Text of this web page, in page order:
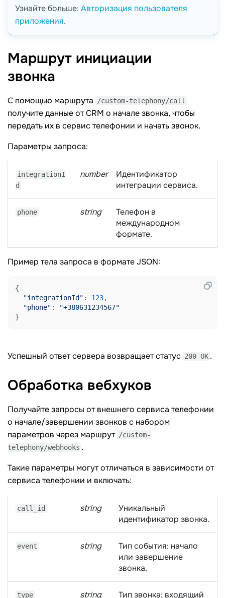
Узнайте больше: Авторизация пользователя
приложения.
Маршрут инициации
звонка
С помощью маршрута /custom-telephony/call
получите данные от CRM о начале звонка, чтобы
передать их в сервис телефонии и начать звонок.
Параметры запроса:
integrationI
d
number
Идентификатор
интеграции сервиса.
phone string
Телефон в
международном
формате.
Пример тела запроса в формате JSON:
{
"integrationId" : 123,
"phone" :
"+380631234567"
Успешный ответ сервера возвращает статус 200 OK .
Обработка вебхуков
Получайте запросы от внешнего сервиса телефонии
о начале/завершении звонков с набором
параметров через маршрут /custom-
telephony/webhooks .
Такие параметры могут отличаться в зависимости от
сервиса телефонии и включать:
call_id string
Уникальный
идентификатор звонка.
event string
Тип события: начало
или завершение
звонка.
type string Тип звонка: входящий